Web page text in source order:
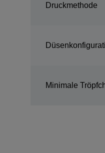
Druckmethode
Minimale